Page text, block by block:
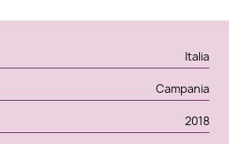
Italia
Campania
2018